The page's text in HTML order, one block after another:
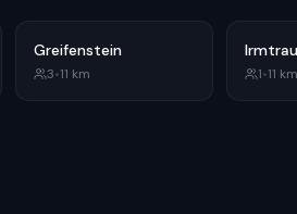
Greifenstein
3•11 km 1•11 km